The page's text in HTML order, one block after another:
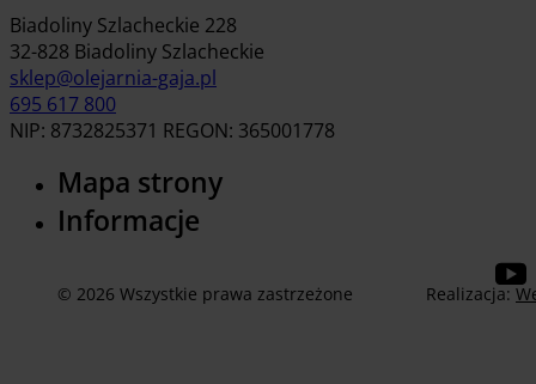
Biadoliny Szlacheckie 228
32-828 Biadoliny Szlacheckie
sklep@olejarnia-gaja.pl
695 617 800
NIP: 8732825371 REGON: 365001778
Mapa strony
Informacje
© 2026 Wszystkie prawa zastrzeżone Realizacja: